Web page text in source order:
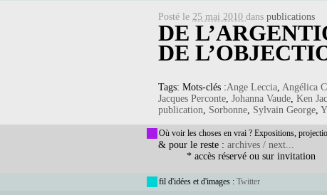
Posté le 25 mai 2010 dans publications
DE
DE
Tags: Mots-clés :Ange Leccia, Angélica
Jacques Perconte, Johanna Vaude, Ken
publication, Sorbonne, Sylvain George,
Où voir les choses en vrai ? Expositions,
& pour le reste : archives / next...
* accès réservé ou sur invitation
fil d'idées et d'images : Twitter